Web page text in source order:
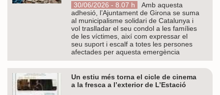
30/06/2026 - 8.07 h
Amb aquesta
adhesió, l’Ajuntament de Girona se suma
al municipalisme solidari de Catalunya i
vol traslladar el seu condol a les famílies
de les víctimes, així com expressar el
seu suport i escalf a totes les persones
afectades per aquesta emergència
Un estiu més torna el cicle de cinema
a la fresca a l’exterior de L’Estació